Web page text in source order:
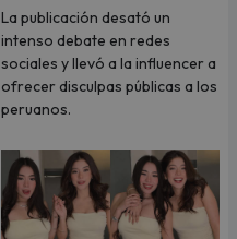
La publicación desató un
intenso debate en redes
sociales y llevó a la influencer a
ofrecer disculpas públicas a los
peruanos.